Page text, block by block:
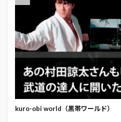
kuro-obi world（黒帯ワールド）